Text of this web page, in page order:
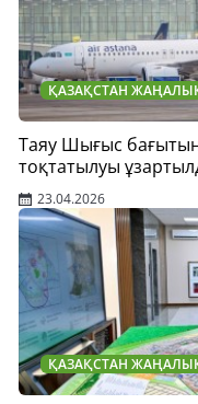
ҚАЗАҚСТАН
Таяу Шығыс
тоқтатылуы
23.04.2026
ҚАЗАҚСТАН